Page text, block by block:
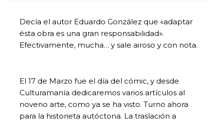
Decía el autor Eduardo González que «adaptar
ésta obra es una gran responsabilidad».
Efectivamente, mucha… y sale airoso y con nota.
El 17 de Marzo fue el día del cómic, y desde
Culturamanía dedicaremos varios artículos al
noveno arte, como ya se ha visto. Turno ahora
para la historieta autóctona. La traslación a